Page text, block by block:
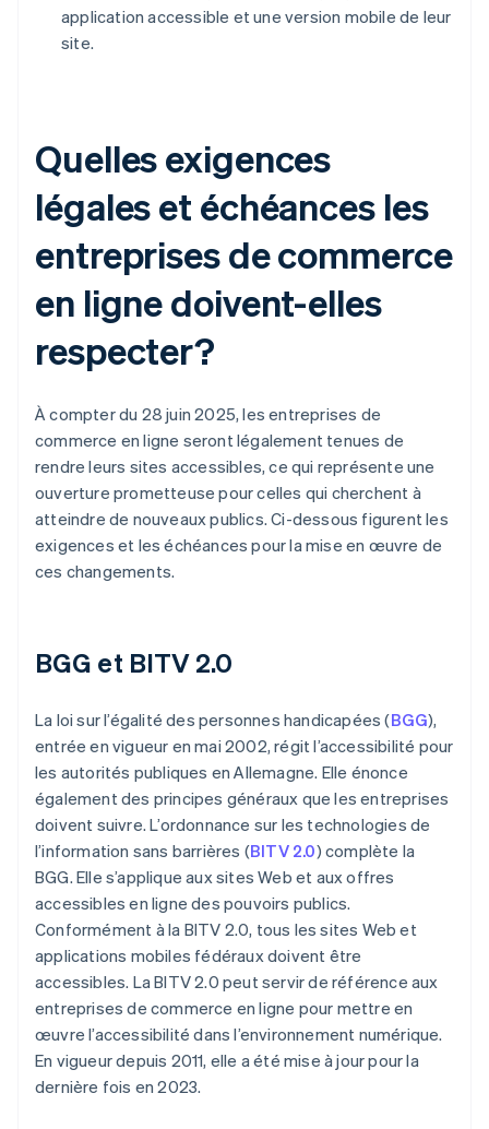
application accessible et une version mobile de leur
site.
Quelles exigences
légales et échéances les
entreprises de commerce
en ligne doivent-elles
respecter?
À compter du 28 juin 2025, les entreprises de
commerce en ligne seront légalement tenues de
rendre leurs sites accessibles, ce qui représente une
ouverture prometteuse pour celles qui cherchent à
atteindre de nouveaux publics. Ci-dessous figurent les
exigences et les échéances pour la mise en œuvre de
ces changements.
BGG et BITV 2.0
La loi sur l’égalité des personnes handicapées (BGG),
entrée en vigueur en mai 2002, régit l’accessibilité pour
les autorités publiques en Allemagne. Elle énonce
également des principes généraux que les entreprises
doivent suivre. L’ordonnance sur les technologies de
l’information sans barrières (BITV 2.0) complète la
BGG. Elle s’applique aux sites Web et aux offres
accessibles en ligne des pouvoirs publics.
Conformément à la BITV 2.0, tous les sites Web et
applications mobiles fédéraux doivent être
accessibles. La BITV 2.0 peut servir de référence aux
entreprises de commerce en ligne pour mettre en
œuvre l’accessibilité dans l’environnement numérique.
En vigueur depuis 2011, elle a été mise à jour pour la
dernière fois en 2023.